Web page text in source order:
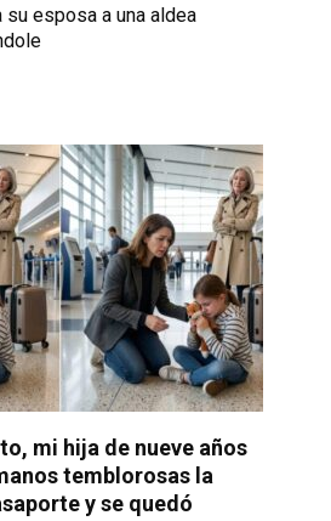
su esposa a una aldea
mi hija de nueve años
temblorosas la
y se quedó